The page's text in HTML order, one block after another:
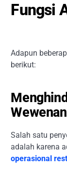
Fungsi
Adapun
berikut:
Salah satu
adalah karena
operasional